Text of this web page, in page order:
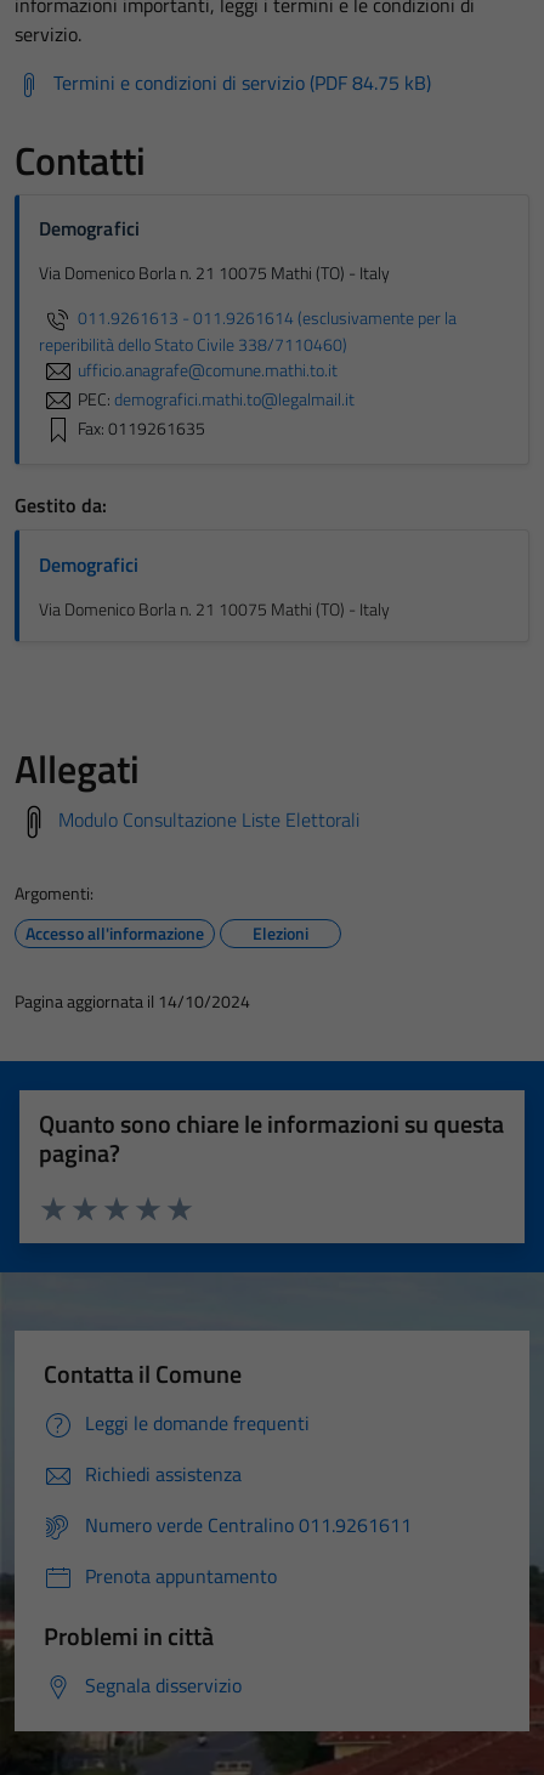
servizio.
Termini e condizioni di servizio (PDF 84.75 kB)
Contatti
Demografici
Via Domenico Borla n. 21 10075 Mathi (TO) - Italy
011.9261613 - 011.9261614 (esclusivamente per la
reperibilità dello Stato Civile 338/7110460)
ufficio.anagrafe@comune.mathi.to.it
PEC:demografici.mathi.to@legalmail.it
Fax: 0119261635
Gestito da:
Demografici
Via Domenico Borla n. 21 10075 Mathi (TO) - Italy
Allegati
Modulo Consultazione Liste Elettorali
Argomenti:
Accesso all'informazione
Elezioni
Pagina aggiornata il 14/10/2024
Quanto sono chiare le informazioni su questa
pagina?
Valuta 5 stelle su 5
Valuta 4 stelle su 5
Valuta 3 stelle su 5
Valuta 2 stelle su 5
Valuta 1 stelle su 5
Contatta il Comune
Leggi le domande frequenti
Richiedi assistenza
Numero verde Centralino 011.9261611
Prenota appuntamento
Problemi in città
Segnala disservizio